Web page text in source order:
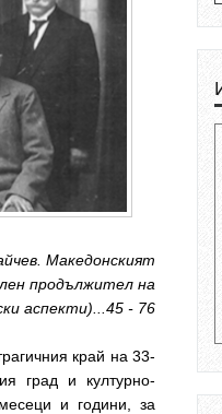
Македонският
продължител на
аспекти)...45 - 76
край на 33-
град и културно-
и години, за